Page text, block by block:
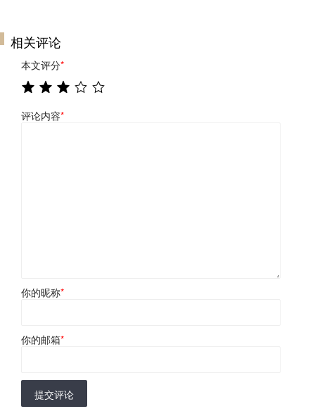
相关评论
本文评分*
评论内容*
你的昵称*
你的邮箱*
提交评论